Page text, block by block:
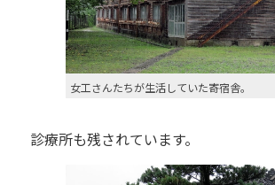
女工さんたちが生活していた寄宿舎。
診療所も残されています。